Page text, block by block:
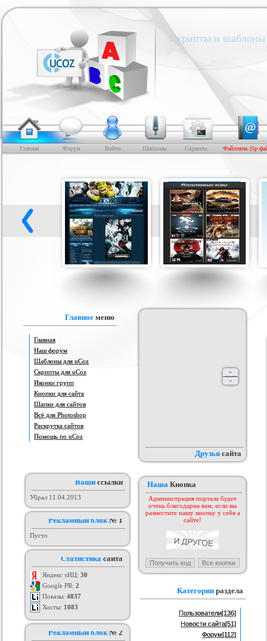
Скрипты и шаблоны
Главная Форум Войти Шаблоны Скрипты Файловик (5р
mods.cheatoff
Софт шаблоны
Отличный фотошоп шаблон для
для сайтов
Рабочий шаблон для uCoz,
кроссбраузерный, форум
Категория :Ucoz
(Сталкер) для uCoz
Категория :Другие
Главное меню
Главная
Наш форум
Шаблоны для uCoz
Скрипты для uCoz
Иконки групп
Кнопки для сайта
Шапки для сайтов
Всё для Photoshop
Раскрутка сайтов
Помощь по uCoz
Ваши ссылки
Убрал 11.04.2013
Рекламный блок№ 1
Пусто
Статистика сайта
Яндекс тИЦ: 30
Google PR: 2
Показы: 4837
Хосты: 1083
Рекламный блок№ 2
Друзья сайта
Наша Кнопка
Администрация портала будет
очень благодарна вам, если вы
разместите нашу кнопку у себя а
сайте!
Категории раздела
Пользователи[136]
Новости сайта[51]
Форум[112]